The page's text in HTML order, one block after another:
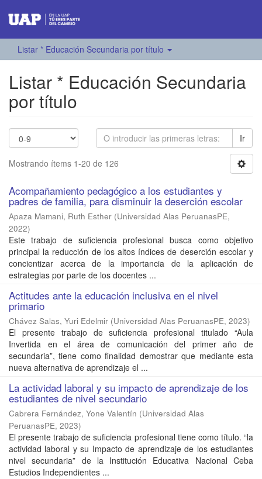
Listar * Educación Secundaria por título
Listar * Educación Secundaria
por título
Ir
Mostrando ítems 1-20 de 126
Acompañamiento pedagógico a los estudiantes y
padres de familia, para disminuir la deserción escolar
Apaza Mamani, Ruth Esther (Universidad Alas PeruanasPE,
2022)
Este trabajo de suficiencia profesional busca como objetivo
principal la reducción de los altos índices de deserción escolar y
concientizar acerca de la importancia de la aplicación de
estrategias por parte de los docentes ...
Actitudes ante la educación inclusiva en el nivel
primario
Chávez Salas, Yuri Edelmir (Universidad Alas PeruanasPE, 2023)
El presente trabajo de suficiencia profesional titulado “Aula
Invertida en el área de comunicación del primer año de
secundaria”, tiene como finalidad demostrar que mediante esta
nueva alternativa de aprendizaje el ...
La actividad laboral y su impacto de aprendizaje de los
estudiantes de nivel secundario
Cabrera Fernández, Yone Valentín (Universidad Alas
PeruanasPE, 2023)
El presente trabajo de suficiencia profesional tiene como título. “la
actividad laboral y su Impacto de aprendizaje de los estudiantes
nivel secundaria” de la Institución Educativa Nacional Ceba
Estudios Independientes ...